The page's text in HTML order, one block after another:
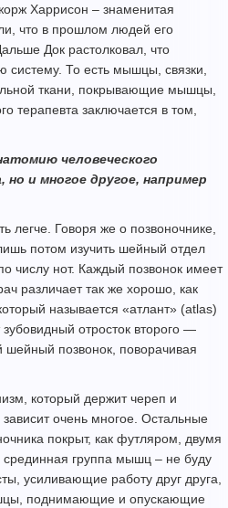
Харрисон – знаменитая
что в прошлом людей его
Док растолковал, что
систему. То есть мышцы, связки,
ткани, покрывающие мышцы,
терапевта заключается в том,
человеческого
но и многое другое, например
Говоря же о позвоночнике,
потом изучить шейный отдел
числу нот. Каждый позвонок имеет
различает так же хорошо, как
называется «атлант» (atlas)
отросток второго —
шейный позвонок, поворачивая
который держит череп и
очень многое. Остальные
покрыт, как футляром, двумя
группа мышц – не буду
усиливающие работу друг друга,
поднимающие и опускающие